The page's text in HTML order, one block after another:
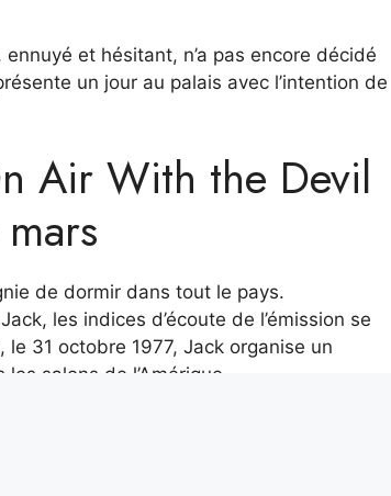
et hésitant, n’a pas encore décidé
un jour au palais avec l’intention de
Air With the Devil
de dormir dans tout le pays.
les indices d’écoute de l’émission se
31 octobre 1977, Jack organise un
salons de l’Amérique.